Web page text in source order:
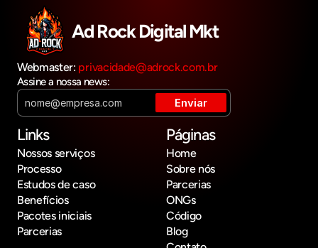
Ad Rock Digital Mkt
Webmaster: privacidade@adrock.com.br
Assine a nossa news:
Links
Nossos serviços
Processo
Estudos de caso
Benefícios
Pacotes iniciais
Parcerias
Páginas
Home
Sobre nós
Parcerias
ONGs
Código
Blog